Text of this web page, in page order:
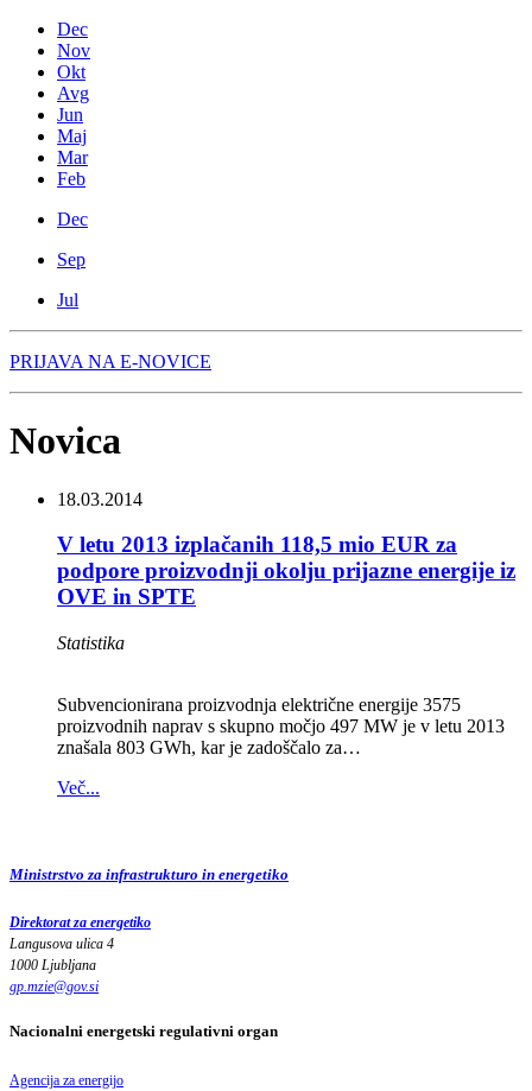
Dec
Nov
Okt
Avg
Jun
Maj
Mar
Feb
Dec
Sep
Jul
PRIJAVA NA E-NOVICE
Novica
18.03.2014
V letu 2013 izplačanih 118,5 mio EUR za
podpore proizvodnji okolju prijazne energije iz
OVE in SPTE
Statistika
Subvencionirana proizvodnja električne energije 3575
proizvodnih naprav s skupno močjo 497 MW je v letu 2013
znašala 803 GWh, kar je zadoščalo za…
Več...
Ministrstvo za infrastrukturo in energetiko
Direktorat za energetiko
Langusova ulica 4
1000 Ljubljana
gp.mzie@gov.si
Nacionalni energetski regulativni organ
Agencija za energijo